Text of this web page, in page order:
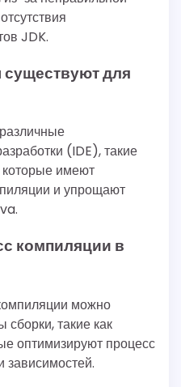
JDK.
существуют для
(IDE), такие
имеют
и упрощают
компиляции в
можно
сборки, такие как
оптимизируют процесс
зависимостей.